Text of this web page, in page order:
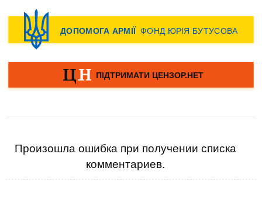
Произошла ошибка при получении списка
комментариев.